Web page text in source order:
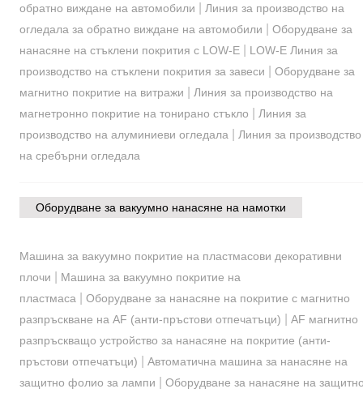
обратно виждане на автомобили
Линия за производство на
огледала за обратно виждане на автомобили
Оборудване за
нанасяне на стъклени покрития с LOW-E| LOW-E Линия за
производство на стъклени покрития за завеси
Оборудване за
магнитно покритие на витражи
Линия за производство на
магнетронно покритие на тонирано стъкло
Линия за
производство на алуминиеви огледала
Линия за производство
на сребърни огледала
Оборудване за вакуумно нанасяне на намотки
Машина за вакуумно покритие на пластмасови декоративни
плочи
Машина за вакуумно покритие на
пластмаса
Оборудване за нанасяне на покритие с магнитно
разпръскване на AF (анти-пръстови отпечатъци)
AF магнитно
разпръскващо устройство за нанасяне на покритие (анти-
пръстови отпечатъци)
Автоматична машина за нанасяне на
защитно фолио за лампи
Оборудване за нанасяне на